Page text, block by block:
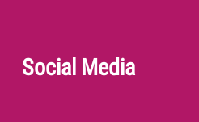
Social Media